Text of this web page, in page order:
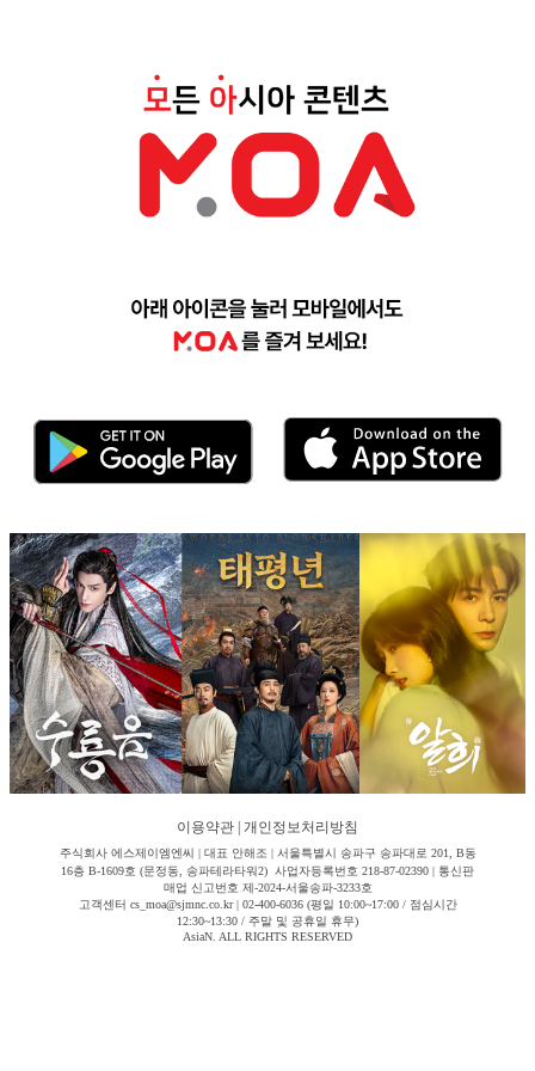
이용약관 개인정보처리방침
주식회사 에스제이엠엔씨 | 대표 안해조 | 서울특별시 송파구 송파대로 201, B동
16층 B-1609호 (문정동, 송파테라타워2) 사업자등록번호 218-87-02390 | 통신판
매업 신고번호 제-2024-서울송파-3233호
고객센터 cs_moa@sjmnc.co.kr | 02-400-6036 (평일 10:00~17:00 / 점심시간
12:30~13:30 / 주말 및 공휴일 휴무)
AsiaN. ALL RIGHTS RESERVED